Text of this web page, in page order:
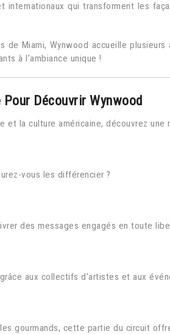
qui transforment les
de Miami, Wynwood accueille
à l’ambiance unique !
Découvrir Wynwood
et la culture américaine, découvrez
vous les différencier ?
des messages engagés en toute
aux collectifs d’artistes et aux
gourmands, cette partie du circuit